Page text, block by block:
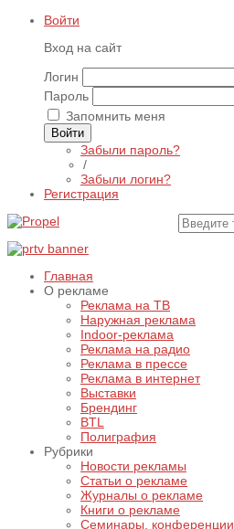
Войти
Вход на сайт
Логин
Пароль
Запомнить меня
Войти
Забыли пароль?
/
Забыли логин?
Регистрация
Главная
О рекламе
Реклама на ТВ
Наружная реклама
Indoor-реклама
Реклама на радио
Реклама в прессе
Реклама в интернет
Выставки
Брендинг
BTL
Полиграфия
Рубрики
Новости рекламы
Статьи о рекламе
Журналы о рекламе
Книги о рекламе
Семинары, конференции